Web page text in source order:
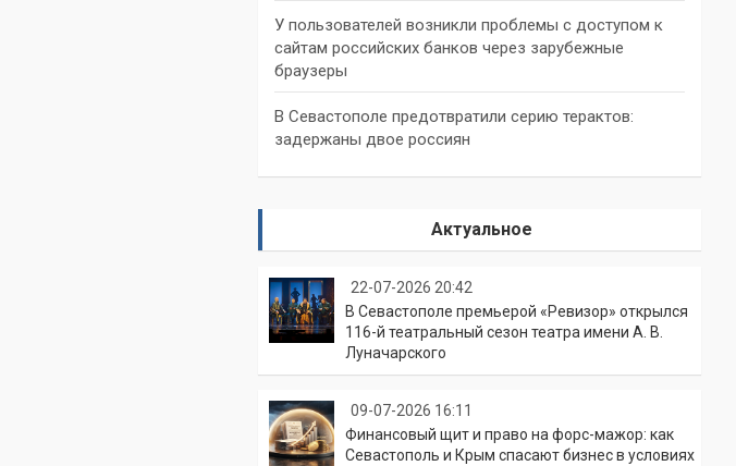
У пользователей возникли проблемы с доступом к
сайтам российских банков через зарубежные
браузеры
В Севастополе предотвратили серию терактов:
задержаны двое россиян
Актуальное
22-07-2026 20:42
В Севастополе премьерой «Ревизор» открылся
116-й театральный сезон театра имени А. В.
Луначарского
09-07-2026 16:11
Финансовый щит и право на форс-мажор: как
Севастополь и Крым спасают бизнес в условиях